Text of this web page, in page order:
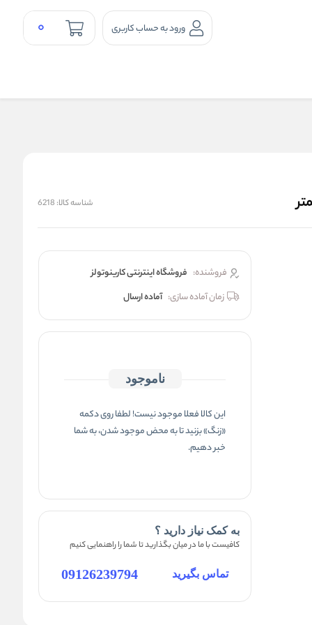
ورود به حساب کاربری 0
شناسه کالا: 6218
فروشنده: فروشگاه اینترنتی کارینوتولز
زمان آماده سازی: آماده ارسال
ناموجود
این کالا فعلا موجود نیست! لطفا روی دکمه
«زنگ» بزنید تا به محض موجود شدن، به شما
خبر دهیم.
به کمک نیاز دارید ؟
کافیست با ما در میان بگذارید تا شما را راهنمایی کنیم
تماس بگیرید 09126239794